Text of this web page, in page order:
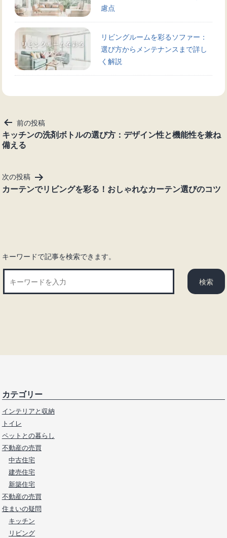
慮点
リビングルームを彩るソファー：
選び方からメンテナンスまで詳し
く解説
投
稿
ナ
ゲ
ー
シ
前の投稿
キッチンの洗剤ボトルの選び方：デザイン性と機能性を兼ね
備える
次の投稿
カーテンでリビングを彩る！おしゃれなカーテン選びのコツ
キーワードで記事を検索できます。
カテゴリー
インテリアと収納
トイレ
ペットとの暮らし
不動産の売買
中古住宅
建売住宅
新築住宅
不動産の売買
住まいの疑問
キッチン
リビング